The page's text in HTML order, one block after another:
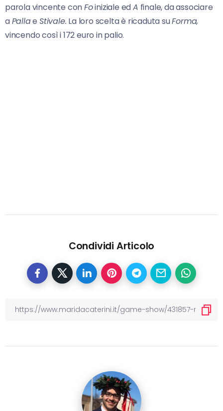
parola vincente conFoiniziale edA finale, da associare
aPallaeStivale. La loro scelta è ricaduta suForma,
vincendo così i 172 euro in palio.
Condividi Articolo